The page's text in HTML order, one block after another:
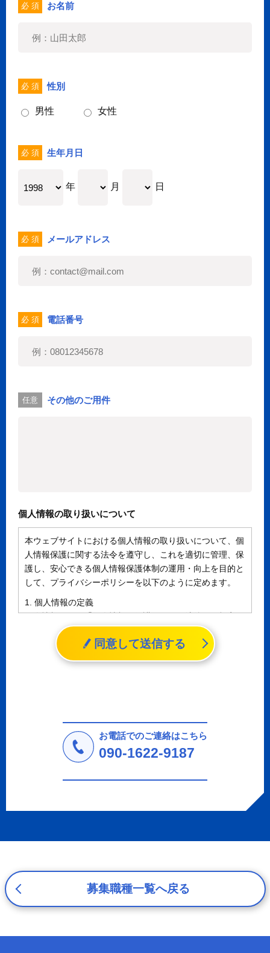
必 須 お名前
必 須 性別
男性 女性
必 須 生年月日
年 月 日
必 須 メールアドレス
必 須 電話番号
任意 その他のご用件
個人情報の取り扱いについて
本ウェブサイトにおける個人情報の取り扱いについて、個
人情報保護に関する法令を遵守し、これを適切に管理、保
護し、安心できる個人情報保護体制の運用・向上を目的と
して、プライバシーポリシーを以下のように定めます。
1. 個人情報の定義
個人情報とは、「個人情報の保護に関する法律」に規定さ
れる生存する個人に関する情報であって、氏名、生年月日
その他の記述等により特定の個人を識別することができる
情報（個人識別情報）を指します。
a.応募者等からのお問い合わせに対応・管理するため
b.本ウェブサイトにおけるサービスの提供・運用のため
3. プライバシー尊重
4. 法令等の遵守
応募者等の個人情報の取得、利用その他一切の取り扱いに
令、及び本プライバシーポリシーを遵守します。
同意して送信する
お電話でのご連絡はこちら
090-1622-9187
募集職種一覧へ戻る